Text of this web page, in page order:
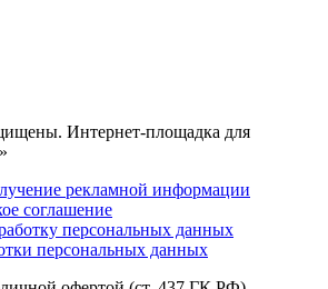
Интернет-площадка для
рекламной информации
соглашение
персональных данных
персональных данных